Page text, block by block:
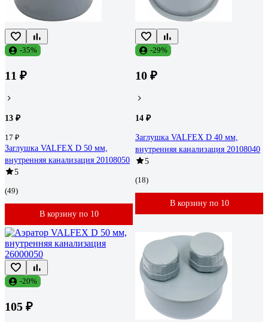
-35%
11 ₽
13 ₽
17 ₽
Заглушка VALFEX D 50 мм,
внутренняя канализация 20108050
5
(49)
В корзину по 10
-29%
10 ₽
14 ₽
Заглушка VALFEX D 40 мм,
внутренняя канализация 20108040
5
(18)
В корзину по 10
-20%
105 ₽